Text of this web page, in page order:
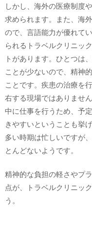
しかし、海外の医療制度
求められます。また、海
ので、言語能力が優れて
られるトラベルクリニッ
トがあります。ひとつは
ことが少ないので、精神
ことです。疾患の治療を
右する現場ではありませ
中に仕事を行うため、予
きやすいということも挙
多い時期は忙しいですが
とんどないようです。
精神的な負担の軽さやプ
点が、トラベルクリニッ
う。